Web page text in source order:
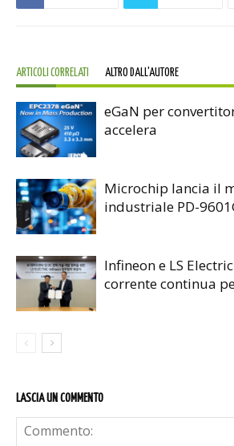
ARTICOLI CORRELATI ALTRO DALL'AUTORE
eGaN per
accelera
Microchip lancia il
industriale PD-
Infineon e LS
corrente continua
LASCIA UN COMMENTO